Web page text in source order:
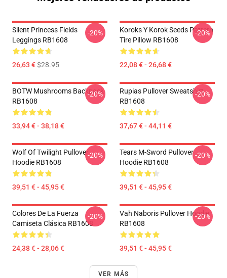
Silent Princess Fields
Leggings RB1608
26,63 €$28.95
-20%
Koroks Y Korok Seeds Pattern
Tire Pillow RB1608
22,08 € - 26,68 €
-20%
BOTW Mushrooms Backpack
RB1608
33,94 € - 38,18 €
-20%
Rupias Pullover Sweatshirt
RB1608
37,67 € - 44,11 €
-20%
Wolf Of Twilight Pullover
Hoodie RB1608
39,51 € - 45,95 €
-20%
Tears M-Sword Pullover
Hoodie RB1608
39,51 € - 45,95 €
-20%
Colores De La Fuerza
Camiseta Clásica RB1608
24,38 € - 28,06 €
-20%
Vah Naboris Pullover Hoodie
RB1608
39,51 € - 45,95 €
-20%
VER MÁS